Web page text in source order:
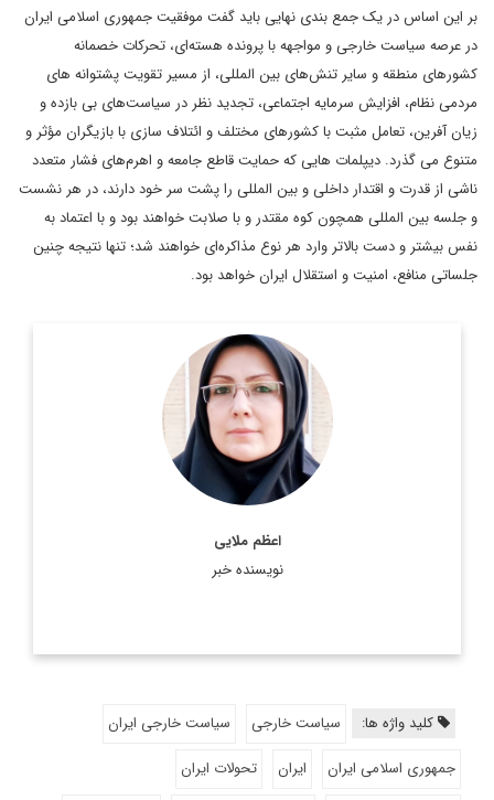
بر این اساس در یک جمع بندی نهایی باید گفت موفقیت جمهوری اسلامی ایران
در عرصه سیاست خارجی و مواجهه با پرونده هسته‌ای، تحرکات خصمانه
کشورهای منطقه و سایر تنش‌های بین المللی، از مسیر تقویت پشتوانه های
مردمی نظام، افزایش سرمایه اجتماعی، تجدید نظر در سیاست‌های بی بازده و
زیان آفرین، تعامل مثبت با کشورهای مختلف و ائتلاف سازی با بازیگران مؤثر و
متنوع می گذرد. دیپلمات ‌هایی که حمایت قاطع جامعه و اهرم‌های فشار متعدد
ناشی از قدرت و اقتدار داخلی و بین المللی را پشت سر خود دارند، در هر نشست
و جلسه بین المللی همچون کوه مقتدر و با صلابت خواهند بود و با اعتماد به
نفس بیشتر و دست بالاتر وارد هر نوع مذاکره‌ای خواهند شد؛ تنها نتیجه چنین
جلساتی منافع، امنیت و استقلال ایران خواهد بود.
اعظم ملایی
نویسنده خبر
استاد دانشگاه و پژوهشگر روابط بین الملل
اطلاعات بیشتر
کلید واژه ها: سیاست خارجی
سیاست خارجی ایران
جمهوری اسلامی ایران
ایران
تحولات ایران